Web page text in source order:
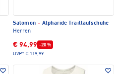
Salomon · Alpharide Traillaufschuhe
Herren
€ 94,99 -20 %
UVP* € 119,99